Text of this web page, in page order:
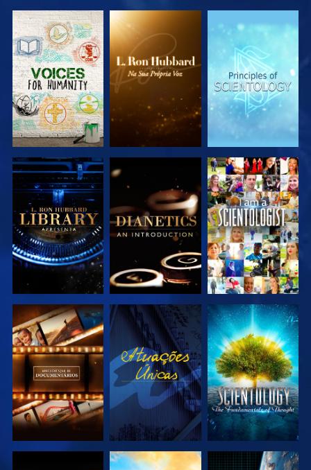
EXPLORAR A
SÉRIE
EXPLORAR A
SÉRIE
EXPLORAR A
SÉRIE
EXPLORAR A
SÉRIE
EXPLORAR A
SÉRIE
VER
EXPLORAR A
SÉRIE
VER
EXPLORAR A
SÉRIE